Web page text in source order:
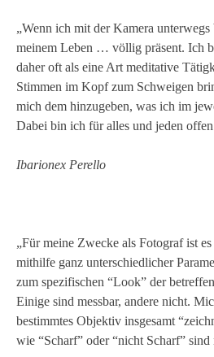
„Wenn ich mit der Kamera
meinem Leben … völlig präsent. Ich
daher oft als eine Art meditative
Stimmen im Kopf zum Schweigen
mich dem hinzugeben, was ich im
Dabei bin ich für alles und jeden
Ibarionex Perello
„Für meine Zwecke als Fotograf ist
mithilfe ganz unterschiedlicher
zum spezifischen “Look” der
Einige sind messbar, andere nicht.
bestimmtes Objektiv insgesamt
wie “Scharf” oder “nicht Scharf”